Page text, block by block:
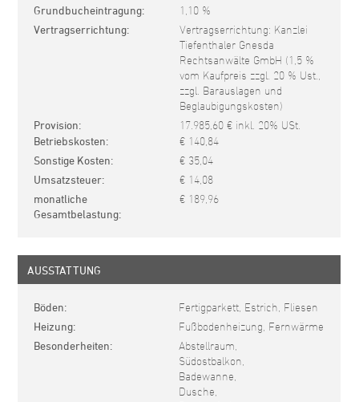
Grundbucheintragung 1,10 %
Vertragserrichtung
Vertragserrichtung: Kanzlei
Tiefenthaler Gnesda
Rechtsanwälte GmbH (1,5 %
vom Kaufpreis zzgl. 20 % Ust.,
zzgl. Barauslagen und
Beglaubigungskosten)
Provision 17.985,60 € inkl. 20% USt.
Betriebskosten € 140,84
Sonstige Kosten € 35,04
Umsatzsteuer € 14,08
monatliche
Gesamtbelastung
€ 189,96
AUSSTATTUNG
Böden Fertigparkett, Estrich, Fliesen
Heizung Fußbodenheizung, Fernwärme
Besonderheiten
Abstellraum,
Südostbalkon,
Badewanne,
Dusche,